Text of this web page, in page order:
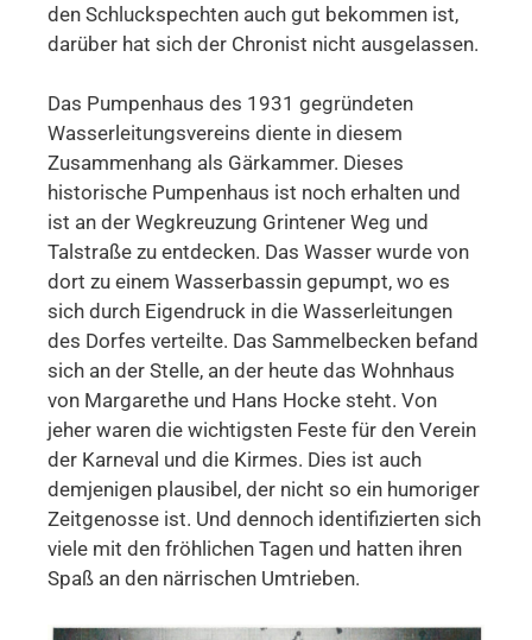
den Schluckspechten auch gut bekommen ist,
darüber hat sich der Chronist nicht ausgelassen.
Das Pumpenhaus des 1931 gegründeten
Wasserleitungsvereins diente in diesem
Zusammenhang als Gärkammer. Dieses
historische Pumpenhaus ist noch erhalten und
ist an der Wegkreuzung Grintener Weg und
Talstraße zu entdecken. Das Wasser wurde von
dort zu einem Wasserbassin gepumpt, wo es
sich durch Eigendruck in die Wasserleitungen
des Dorfes verteilte. Das Sammelbecken befand
sich an der Stelle, an der heute das Wohnhaus
von Margarethe und Hans Hocke steht. Von
jeher waren die wichtigsten Feste für den Verein
der Karneval und die Kirmes. Dies ist auch
demjenigen plausibel, der nicht so ein humoriger
Zeitgenosse ist. Und dennoch identifizierten sich
viele mit den fröhlichen Tagen und hatten ihren
Spaß an den närrischen Umtrieben.